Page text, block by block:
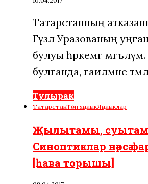
Татарстанның
Гүзәл Уразованың
булуы һәркемгә мәгълүм.
булганда, гаиләмне
Тулырак
ТатарстанТөп яңалыкЯңалыклар
Җылытамы,
Синоптиклар нәрсә
[һава торышы]